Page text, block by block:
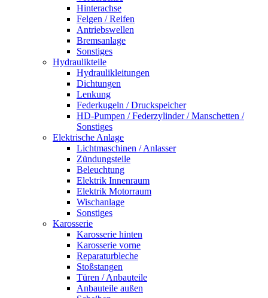
Hinterachse
Felgen / Reifen
Antriebswellen
Bremsanlage
Sonstiges
Hydraulikteile
Hydraulikleitungen
Dichtungen
Lenkung
Federkugeln / Druckspeicher
HD-Pumpen / Federzylinder / Manschetten /
Sonstiges
Elektrische Anlage
Lichtmaschinen / Anlasser
Zündungsteile
Beleuchtung
Elektrik Innenraum
Elektrik Motorraum
Wischanlage
Sonstiges
Karosserie
Karosserie hinten
Karosserie vorne
Reparaturbleche
Stoßstangen
Türen / Anbauteile
Anbauteile außen